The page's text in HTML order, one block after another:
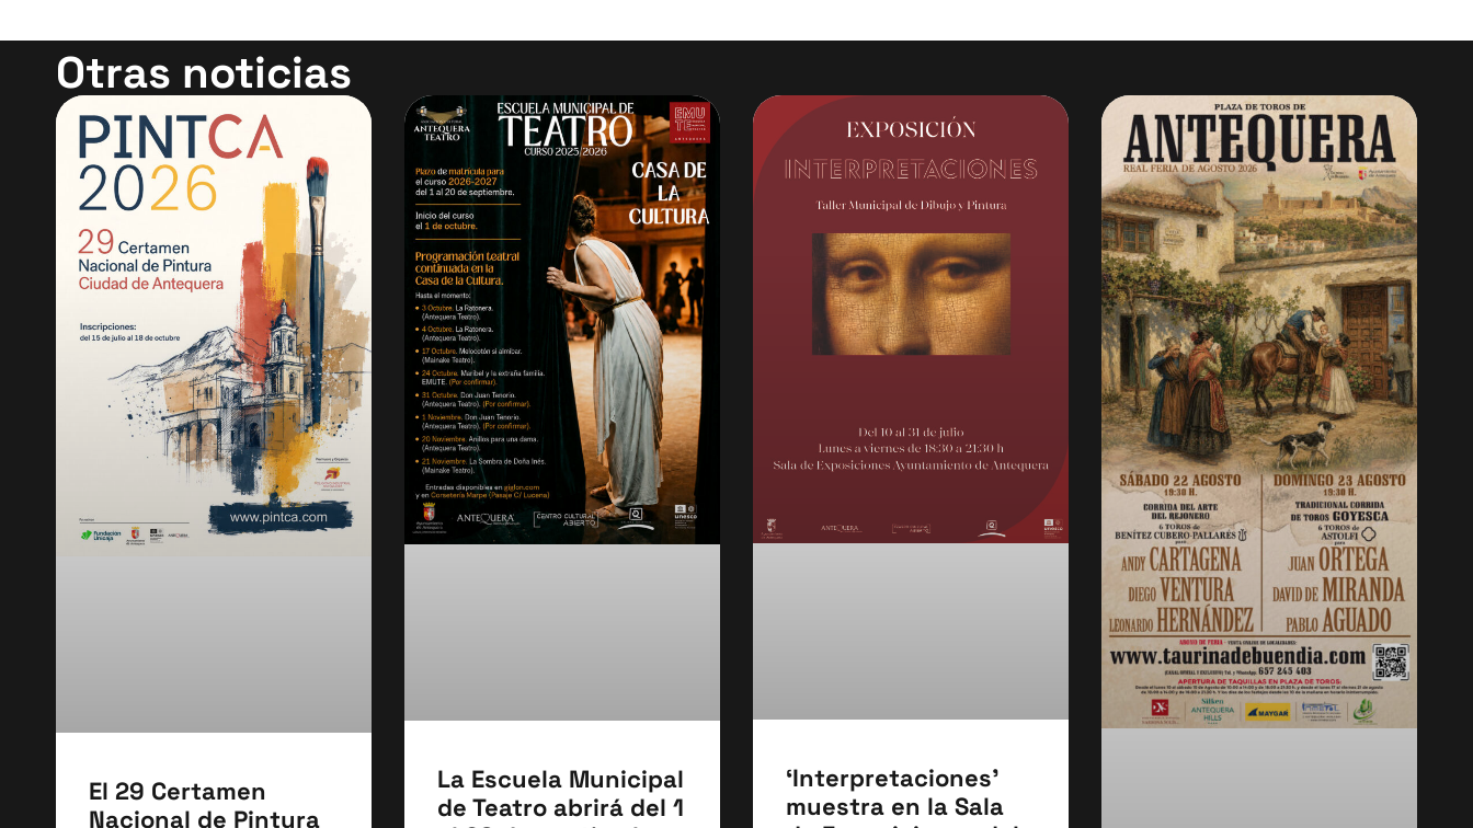
Otras noticias
El 29 Certamen
Nacional de Pintura
La Escuela Municipal
de Teatro abrirá del 1
‘Interpretaciones’
muestra en la Sala